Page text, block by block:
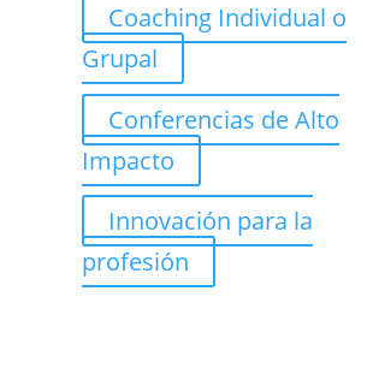
Coaching Individual o
Grupal
Conferencias de Alto
Impacto
Innovación para la
profesión